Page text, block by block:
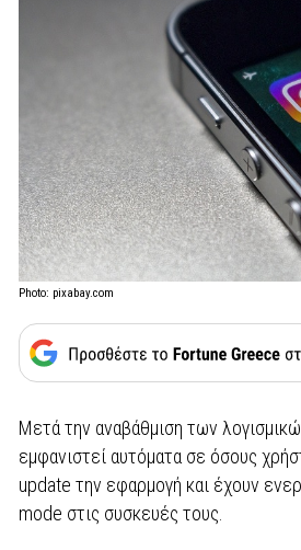
Photo: pixabay.com
Μετά την αναβάθμιση των
εμφανιστεί αυτόματα σε όσους
update την εφαρμογή και έχουν
mode στις συσκευές τους.